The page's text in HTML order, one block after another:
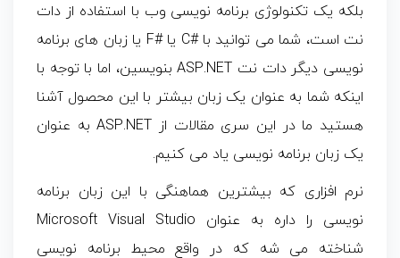
بلکه یک تکنولوژی برنامه نویسی وب با استفاده از دات
نت است، شما می توانید با #C یا #F یا زبان های برنامه
نویسی دیگر دات نت ASP.NET بنویسین، اما با توجه با
اینکه شما به عنوان یک زبان بیشتر با این محصول آشنا
هستید ما در این سری مقالات از ASP.NET به عنوان
یک زبان برنامه نویسی یاد می کنیم.
نرم افزاری که بیشترین هماهنگی با این زبان برنامه
نویسی را داره به عنوان Microsoft Visual Studio
شناخته می شه که در واقع محیط برنامه نویسی